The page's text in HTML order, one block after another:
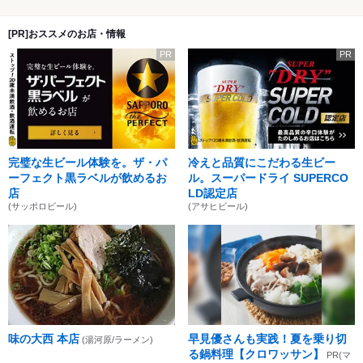
[PR]おススメのお店・情報
PR
完璧な生ビール体験を。ザ・パ
ーフェクト黒ラベルが飲めるお
店
(サッポロビール)
PR
冷えと品質にこだわる生ビー
ル。スーパードライ SUPERCO
LD認定店
(アサヒビール)
味の大西 本店 (湯河原/ラーメン)
早見優さんも実践！夏を乗り切
る鍋料理【クロワッサン】
PR(マ